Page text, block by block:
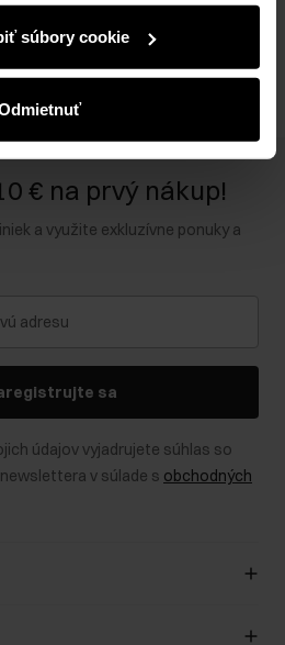
ďalšími údajmi, ktoré od vás
pri používaní ich služieb.
súbory cookie
€ na prvý nákup!
a využite exkluzívne ponuky a
sa
údajov vyjadrujete súhlas so
v súlade s obchodných